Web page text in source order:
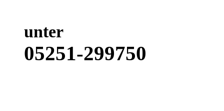
unter
05251-299750